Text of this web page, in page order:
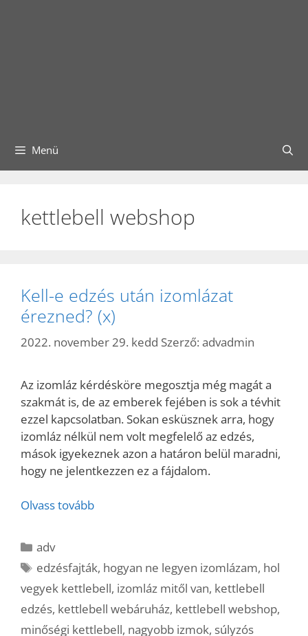
Menü
kettlebell webshop
Kell-e edzés után izomlázat
érezned? (x)
2022. november 29. kedd Szerző: advadmin
Az izomláz kérdésköre megosztja még magát a
szakmát is, de az emberek fejében is sok a tévhit
ezzel kapcsolatban. Sokan esküsznek arra, hogy
izomláz nélkül nem volt megfelelő az edzés,
mások igyekeznek azon a határon belül maradni,
hogy ne jelentkezzen ez a fájdalom.
Olvass tovább
Kategória
adv
Címkék
edzésfajták, hogyan ne legyen izomlázam, hol
vegyek kettlebell, izomláz mitől van, kettlebell
edzés, kettlebell webáruház, kettlebell webshop,
minőségi kettlebell, nagyobb izmok, súlyzós